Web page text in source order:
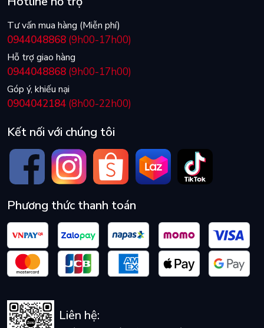
Tư vấn mua hàng (Miễn phí)
0944048868 (9h00-17h00)
Hỗ trợ giao hàng
0944048868 (9h00-17h00)
Góp ý, khiếu nại
0904042184 (8h00-22h00)
Kết nối với chúng tôi
Phương thức thanh toán
Liên hệ: